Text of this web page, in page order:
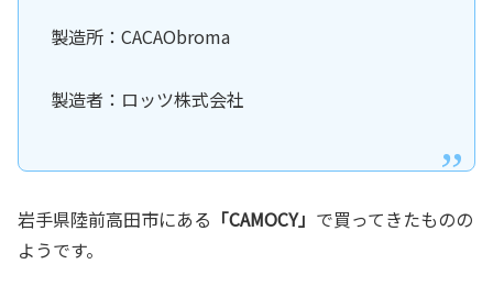
製造所：CACAObroma
製造者：ロッツ株式会社
岩手県陸前高田市にある 「CAMOCY」 で買ってきたものの
ようです。